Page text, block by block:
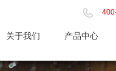
关于我们 产品中心